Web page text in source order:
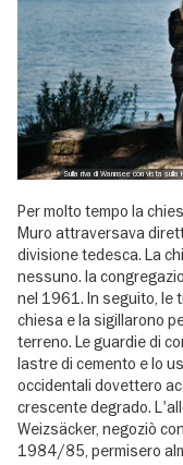
Sulla riva di Wannsee con vista
Per molto tempo la
Muro attraversava
divisione tedesca. La
nessuno. la
nel 1961. In seguito, le
chiesa e la sigillarono
terreno. Le guardie di
lastre di cemento e lo
occidentali dovettero
crescente degrado.
Weizsäcker, negoziò
1984/85, permisero